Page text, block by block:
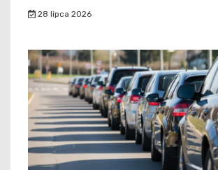
28 lipca 2026